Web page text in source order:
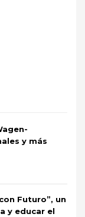
y más
Futuro”, un
y educar el